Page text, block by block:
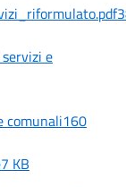
e
comunali160
KB